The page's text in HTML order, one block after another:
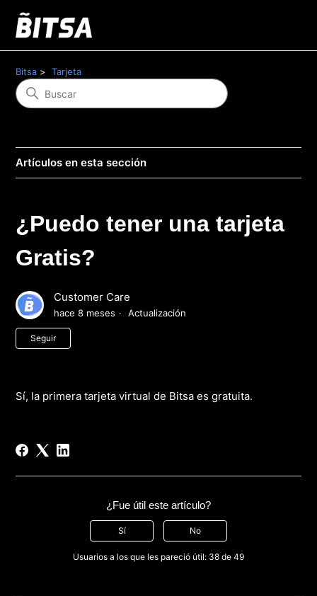
Bitsa Tarjeta
Artículos en esta sección
¿Puedo tener una tarjeta
Gratis?
Customer Care
hace 8 meses Actualización
Seguir
Sí, la primera tarjeta virtual de Bitsa es gratuita.
¿Fue útil este artículo?
Sí No
Usuarios a los que les pareció útil: 38 de 49